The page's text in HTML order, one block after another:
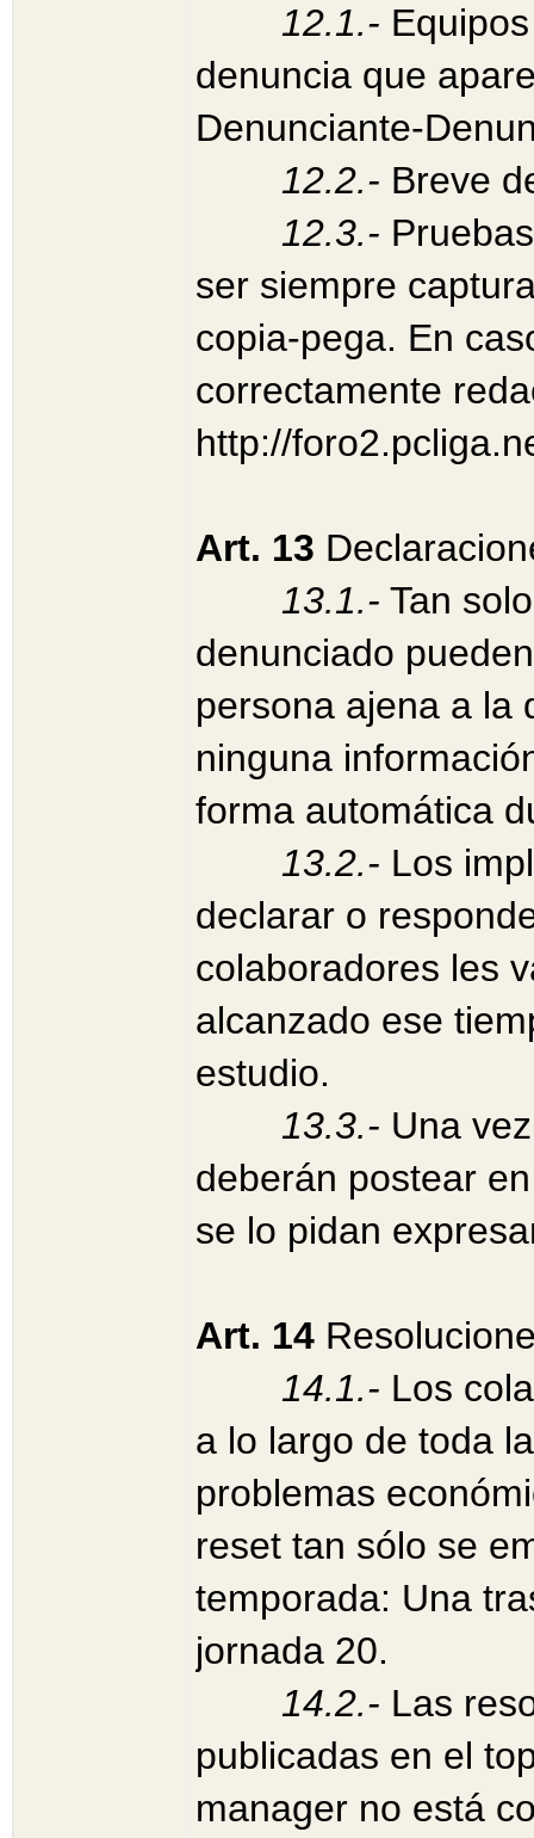
12.1.-
denuncia que
Denunciante-
12.2.- Breve
12.3.-
ser siempre
copia-pega. En
correctamente
http://
Art. 13
13.1.- Tan
denunciado
persona ajena a la
ninguna
forma automática
13.2.- Los
declarar o
colaboradores les
alcanzado ese
estudio.
13.3.- Una
deberán postear
se lo pidan
Art. 14
14.1.- Los
a lo largo de toda
problemas
reset tan sólo se
temporada: Una
jornada 20.
14.2.- Las
publicadas en el
manager no está